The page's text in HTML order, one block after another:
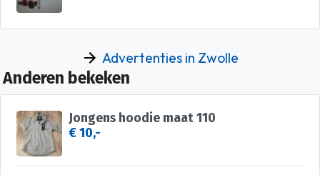
Advertenties in Zwolle
Anderen bekeken
Jongens hoodie maat 110
€ 10,-